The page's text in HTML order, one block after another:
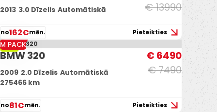
€ 13990
2013 3.0 Dīzelis Automātiskā
no162€mēn. Pieteikties
-13%
M PACK
BMW 320
€ 7490
€ 6490
2009 2.0 Dīzelis Automātiskā
275466 km
no81€mēn. Pieteikties